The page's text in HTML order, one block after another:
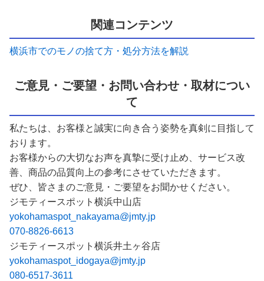
関連コンテンツ
横浜市でのモノの捨て方・処分方法を解説
ご意見・ご要望・お問い合わせ・取材につい
て
私たちは、お客様と誠実に向き合う姿勢を真剣に目指して
おります。
お客様からの大切なお声を真摯に受け止め、サービス改
善、商品の品質向上の参考にさせていただきます。
ぜひ、皆さまのご意見・ご要望をお聞かせください。
ジモティースポット横浜中山店
yokohamaspot_nakayama@jmty.jp
070-8826-6613
ジモティースポット横浜井土ヶ谷店
yokohamaspot_idogaya@jmty.jp
080-6517-3611